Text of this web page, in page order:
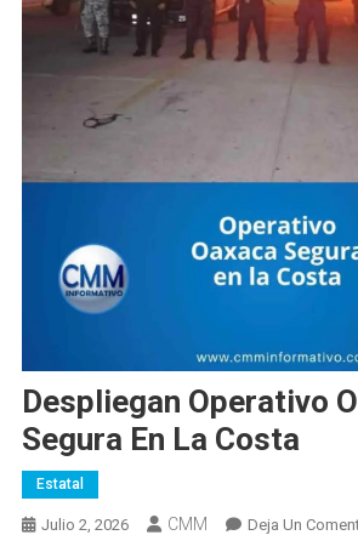
Despliegan Operativo
Segura En La Costa
Estatal
Julio 2, 2026 CMM Deja Un